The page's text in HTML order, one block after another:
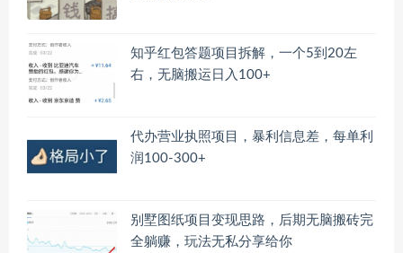
知乎红包答题项目拆解，一个5到20左
右，无脑搬运日入100+
代办营业执照项目，暴利信息差，每单利
润100-300+
别墅图纸项目变现思路，后期无脑搬砖完
全躺赚，玩法无私分享给你